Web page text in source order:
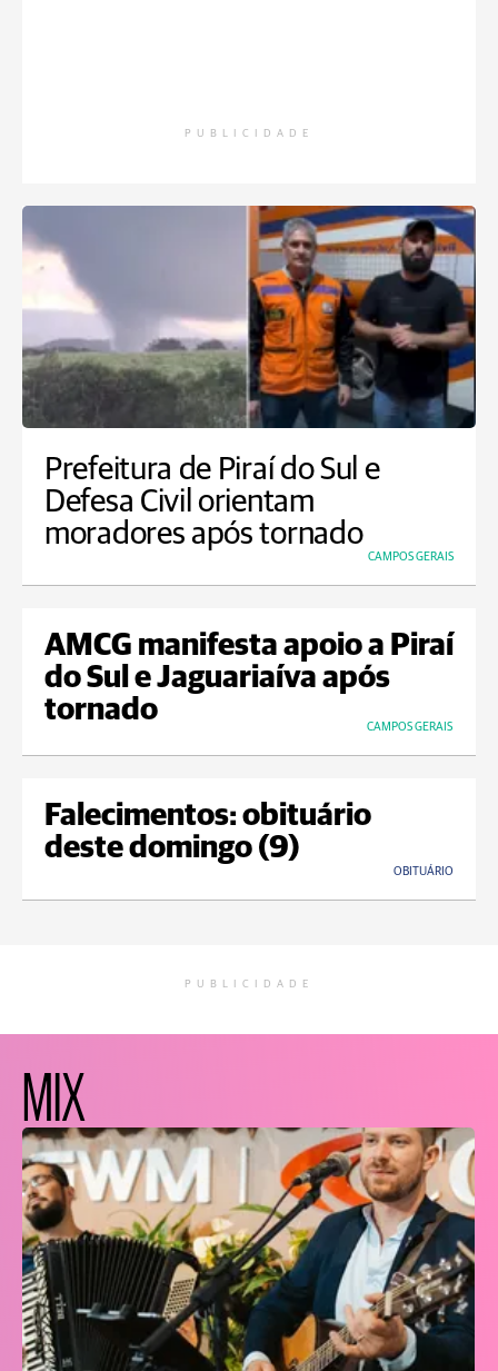
PUBLICIDADE
Prefeitura de Piraí do Sul e
Defesa Civil orientam
moradores após tornado
CAMPOS GERAIS
AMCG manifesta apoio a Piraí
do Sul e Jaguariaíva após
tornado
CAMPOS GERAIS
Falecimentos: obituário
deste domingo (9)
OBITUÁRIO
PUBLICIDADE
MIX